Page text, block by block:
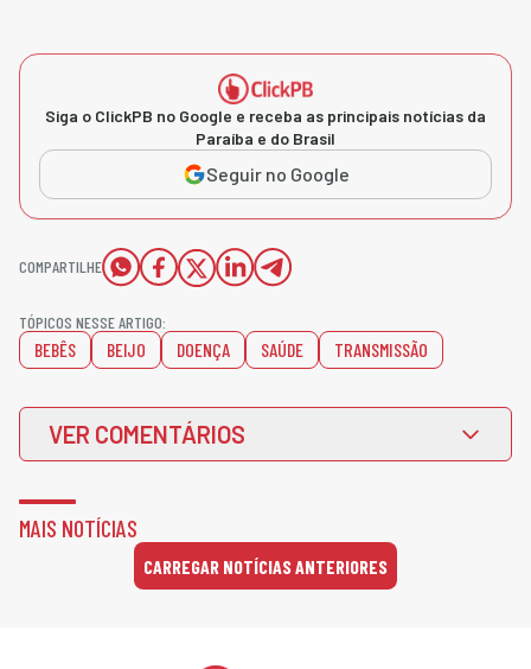
Siga o ClickPB no Google e receba as principais notícias da
Paraíba e do Brasil
Seguir no Google
COMPARTILHE
TÓPICOS NESSE ARTIGO:
BEBÊS BEIJO DOENÇA SAÚDE TRANSMISSÃO
VER COMENTÁRIOS
MAIS NOTÍCIAS
CARREGAR NOTÍCIAS ANTERIORES